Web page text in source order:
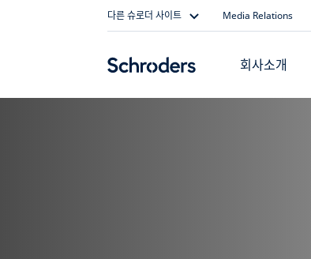
다른 슈로더 사이트 Media Relations
회사소개